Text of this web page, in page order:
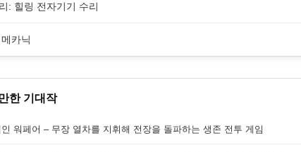
: 힐링 전자기기 수리
카닉
한 기대작
워페어 – 무장 열차를 지휘해 전장을 돌파하는 생존 전투 게임